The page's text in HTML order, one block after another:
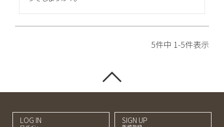
5件中 1-5件表示
LOG IN SIGN UP